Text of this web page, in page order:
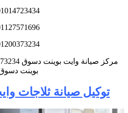
بوينت
توكيل صيانة ثلاجات